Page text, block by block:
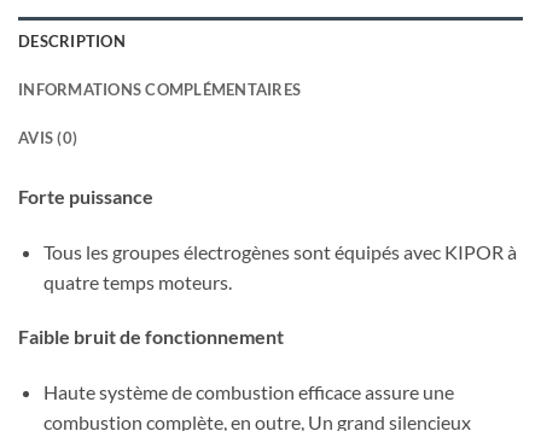
DESCRIPTION
INFORMATIONS COMPLÉMENTAIRES
AVIS (0)
Forte puissance
Tous les groupes électrogènes sont équipés avec KIPOR à
quatre temps moteurs.
Faible bruit de fonctionnement
Haute système de combustion efficace assure une
combustion complète, en outre, Un grand silencieux